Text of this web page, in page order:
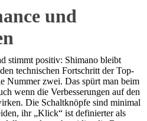
und
stimmt positiv: Shimano bleibt
technischen Fortschritt der Top-
Nummer zwei. Das spürt man beim
wenn die Verbesserungen auf den
Die Schaltknöpfe sind minimal
ihr „Klick“ ist definierter als